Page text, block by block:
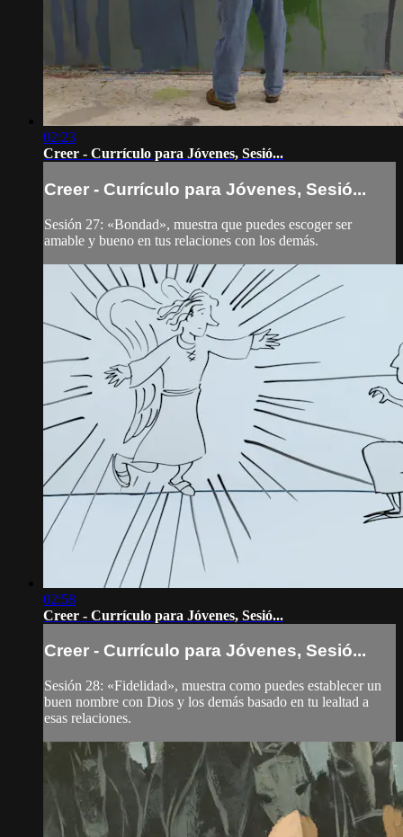
02:23
Creer - Currículo para Jóvenes, Sesió...
Creer - Currículo para Jóvenes, Sesió...
Sesión 27: «Bondad», muestra que puedes escoger ser
amable y bueno en tus relaciones con los demás.
02:58
Creer - Currículo para Jóvenes, Sesió...
Creer - Currículo para Jóvenes, Sesió...
Sesión 28: «Fidelidad», muestra como puedes establecer un
buen nombre con Dios y los demás basado en tu lealtad a
esas relaciones.